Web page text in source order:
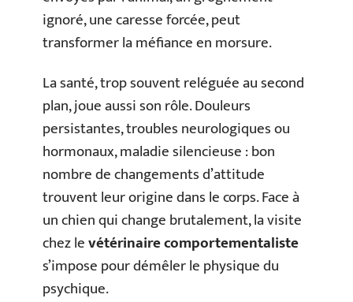
ignoré, une caresse forcée, peut
transformer la méfiance en morsure.
La santé, trop souvent reléguée au second
plan, joue aussi son rôle. Douleurs
persistantes, troubles neurologiques ou
hormonaux, maladie silencieuse : bon
nombre de changements d’attitude
trouvent leur origine dans le corps. Face à
un chien qui change brutalement, la visite
chez levétérinaire comportementaliste
s’impose pour démêler le physique du
psychique.